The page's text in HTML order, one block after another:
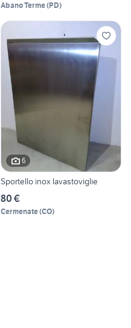
Abano Terme(PD)
6
Sportello inox lavastoviglie
80 €
Cermenate(CO)